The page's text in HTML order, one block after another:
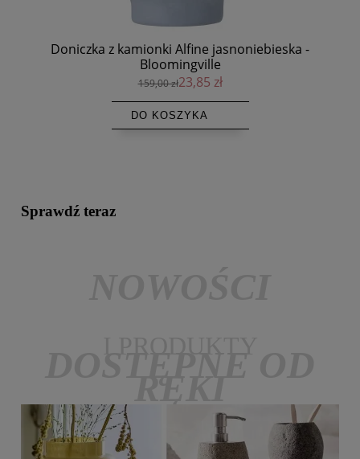
Puf boucle Liège Ø45, Grain 63117 - NORR11
2 559,00 zł
DO KOSZYKA
Sprawdź teraz